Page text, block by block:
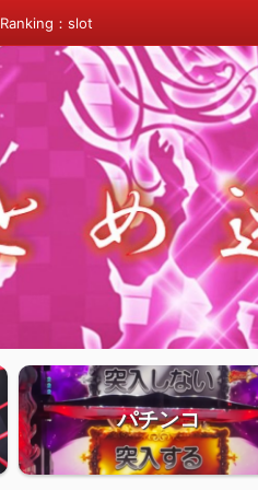
Ranking：slot
パチンコ